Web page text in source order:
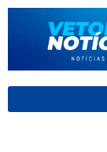
para
conteúdo